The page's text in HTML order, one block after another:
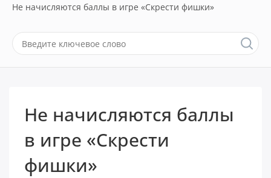
Не начисляются баллы в игре «Скрести фишки»
Не начисляются баллы
в игре «Скрести
фишки»